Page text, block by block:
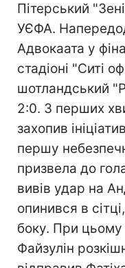
Пітерський
УЄФА.
Адвокаата у
стадіоні "Ситі
шотландський
2:0. З перших
захопив
першу
призвела до
вивів удар на
опинився в
боку. При цьому
Файзулін